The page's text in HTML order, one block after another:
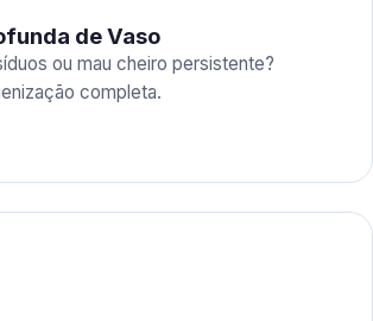
de Vaso
ou mau cheiro persistente?
completa.